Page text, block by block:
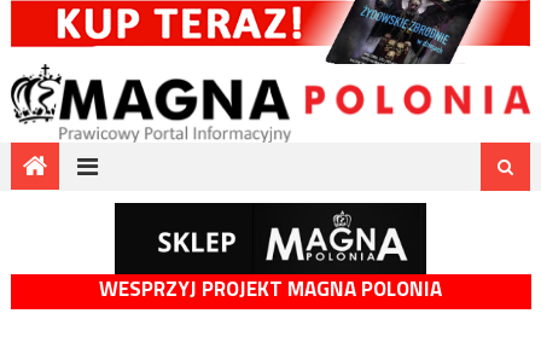
WESPRZYJ PROJEKT MAGNA POLONIA